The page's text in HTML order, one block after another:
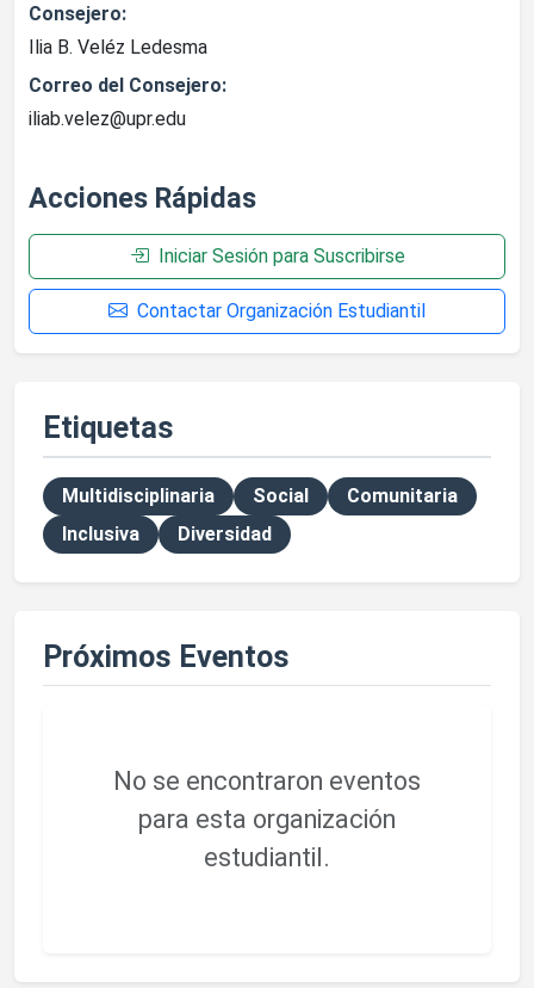
Consejero:
Ilia B. Veléz Ledesma
Correo del Consejero:
iliab.velez@upr.edu
Acciones Rápidas
Iniciar Sesión para Suscribirse
Contactar Organización Estudiantil
Etiquetas
Multidisciplinaria Social
Comunitaria
Inclusiva
Diversidad
Próximos Eventos
No se encontraron eventos
para esta organización
estudiantil.